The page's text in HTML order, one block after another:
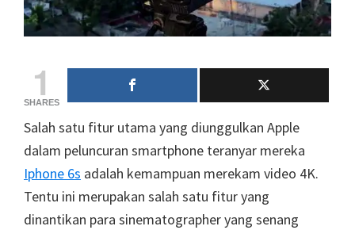
1
SHARES
Salah satu fitur utama yang diunggulkan Apple
dalam peluncuran smartphone teranyar mereka
Iphone 6s adalah kemampuan merekam video 4K.
Tentu ini merupakan salah satu fitur yang
dinantikan para sinematographer yang senang